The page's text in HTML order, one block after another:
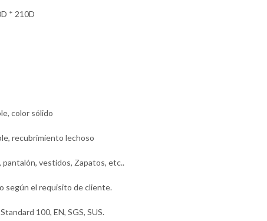
* 210D
color sólido
recubrimiento lechoso
vestidos, Zapatos, etc..
según el requisito de cliente.
100, EN, SGS, SUS.